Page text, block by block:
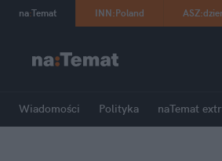
na:Temat INN:Poland ASZ:
Wiadomości Polityka naTemat